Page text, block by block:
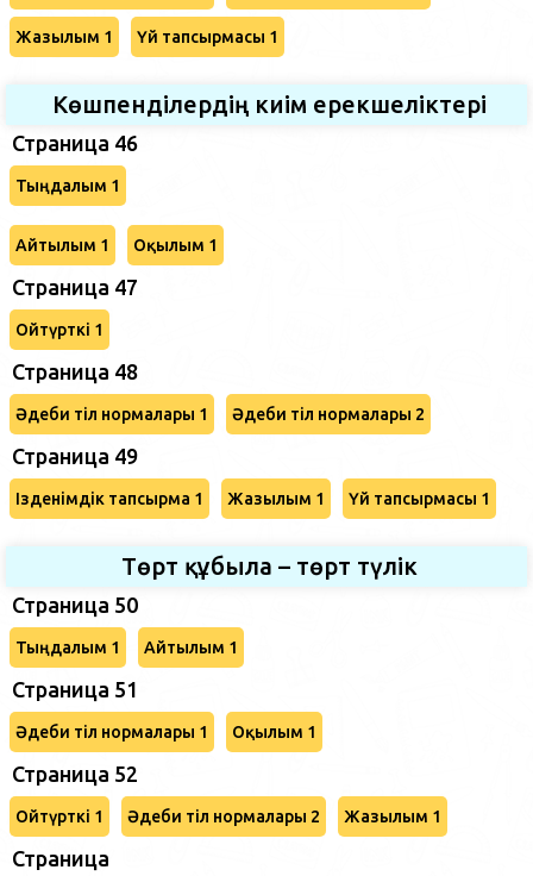
Жазылым 1 Үй тапсырмасы 1
Көшпенділердің киім ерекшеліктері
Страница 46
Тыңдалым 1
Айтылым 1 Оқылым 1
Страница 47
Ойтүрткі 1
Страница 48
Әдеби тіл нормалары 1 Әдеби тіл нормалары 2
Страница 49
Ізденімдік тапсырма 1 Жазылым 1 Үй тапсырмасы 1
Төрт құбыла – төрт түлік
Страница 50
Тыңдалым 1 Айтылым 1
Страница 51
Әдеби тіл нормалары 1 Оқылым 1
Страница 52
Ойтүрткі 1 Әдеби тіл нормалары 2 Жазылым 1
Страница